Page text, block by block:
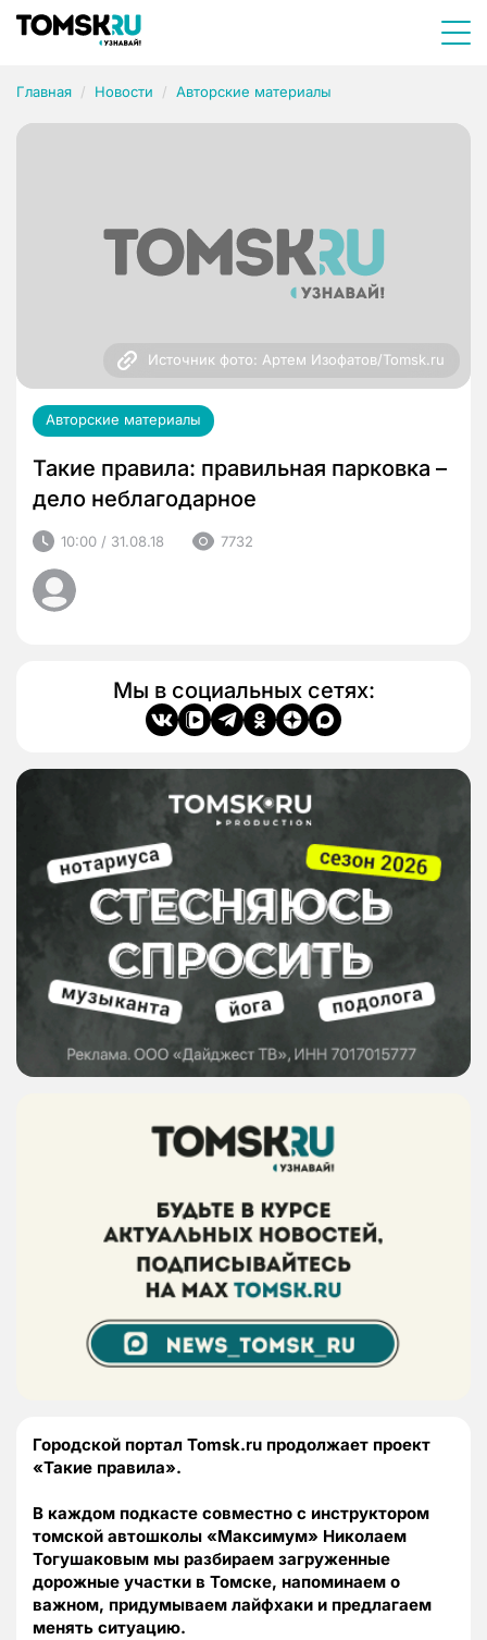
Главная Новости Авторские материалы
Источник фото: Артем Изофатов/Tomsk.ru
Авторские материалы
Такие правила: правильная парковка –
дело неблагодарное
10:00 / 31.08.18 7732
Мы в социальных сетях:
Городской портал Tomsk.ru продолжает проект
«Такие правила».
В каждом подкасте совместно с инструктором
томской автошколы «Максимум» Николаем
Тогушаковым мы разбираем загруженные
дорожные участки в Томске, напоминаем о
важном, придумываем лайфхаки и предлагаем
менять ситуацию.